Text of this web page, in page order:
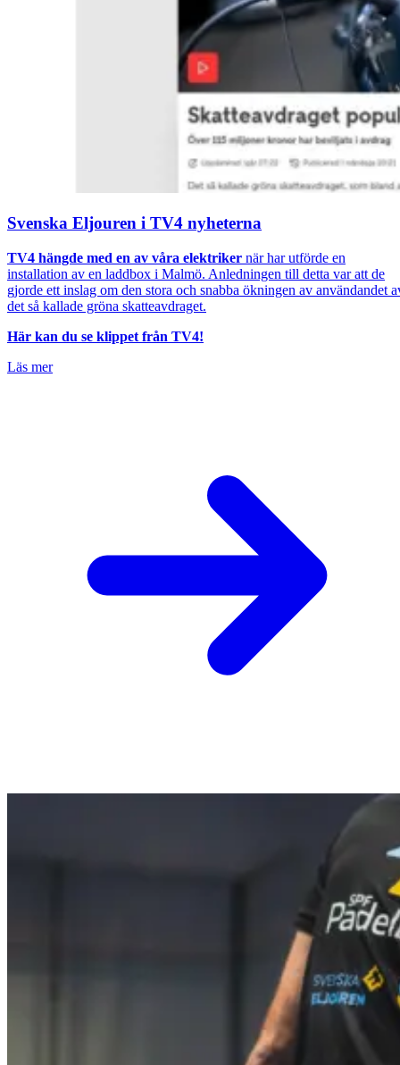
Svenska Eljouren i TV4 nyheterna
TV4 hängde med en av våra elektriker när har utförde en
installation av en laddbox i Malmö. Anledningen till detta var att de
gjorde ett inslag om den stora och snabba ökningen av användandet
det så kallade gröna skatteavdraget.
Här kan du se klippet från TV4!
Läs mer